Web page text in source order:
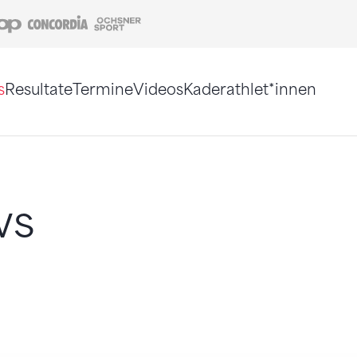
Coop Concordia
ResultateTermineVideosKaderathlet*innen